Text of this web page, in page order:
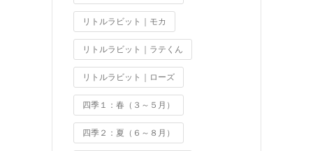
リトルラビット｜モカ
リトルラビット｜ラテくん
リトルラビット｜ローズ
四季１：春（３～５月）
四季２：夏（６～８月）